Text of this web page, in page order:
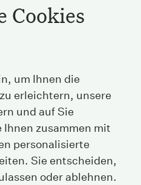
25
26
Cookies
um Ihnen die
erleichtern, unsere
und auf Sie
Ihnen zusammen mit
personalisierte
Sie entscheiden,
oder ablehnen.